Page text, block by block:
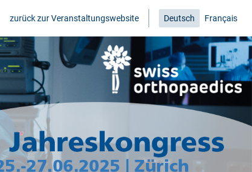
zurück zur Veranstaltungswebsite Deutsch Français